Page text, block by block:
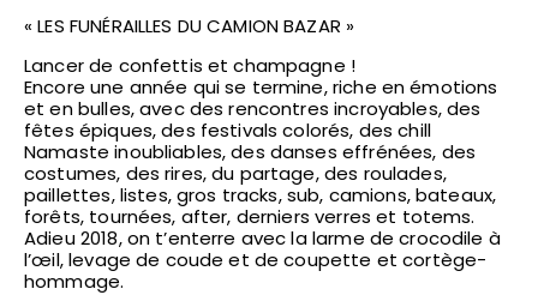
« LES FUNÉRAILLES DU CAMION BAZAR »
Lancer de confettis et champagne !
Encore une année qui se termine, riche en émotions
et en bulles, avec des rencontres incroyables, des
fêtes épiques, des festivals colorés, des chill
Namaste inoubliables, des danses effrénées, des
costumes, des rires, du partage, des roulades,
paillettes, listes, gros tracks, sub, camions, bateaux,
forêts, tournées, after, derniers verres et totems.
Adieu 2018, on t’enterre avec la larme de crocodile à
l’œil, levage de coude et de coupette et cortège-
hommage.